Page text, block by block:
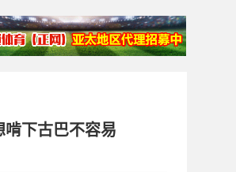
下古巴不容易